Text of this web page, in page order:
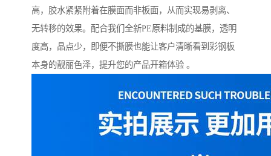
高，胶水紧紧附着在膜面而非板面，从而实现易剥离、
无转移的效果。配合我们全新PE原料制成的基膜，透明
度高，晶点少，即便不撕膜也能让客户清晰看到彩钢板
本身的靓丽色泽，提升您的产品开箱体验 。